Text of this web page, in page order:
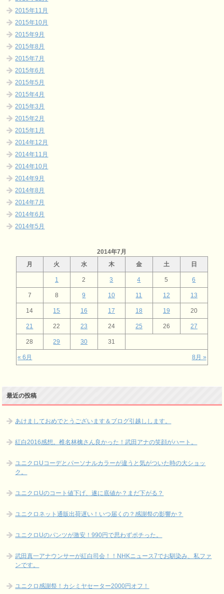
2015年11月
2015年10月
2015年9月
2015年8月
2015年7月
2015年6月
2015年5月
2015年4月
2015年3月
2015年2月
2015年1月
2014年12月
2014年11月
2014年10月
2014年9月
2014年8月
2014年7月
2014年6月
2014年5月
2014年7月
月
火 水 木 金 土 日
« 6月 8月 »
1 2 3 4 5 6
7 8 9 10 11 12 13
14 15 16 17 18 19 20
21 22 23 24 25 26 27
28 29 30 31
最近の投稿
あけましておめでとうございます＆ブログ引越しします。
紅白2016感想。椎名林檎さん良かった！武田アナの笑顔がハート。
ユニクロUコーデとパーソナルカラーが違うと気がついた時の大ショッ
ク。
ユニクロUのコート値下げ、遂に底値か？まだ下がる？
ユニクロネット通販出荷遅い！いつ届くの？感謝祭の影響か？
ユニクロUのパンツが激安！990円で思わずポチった。
武田真一アナウンサーが紅白司会！！NHKニュース7でお馴染み、私ファ
ンです。
ユニクロ感謝祭！カシミヤセーター2000円オフ！